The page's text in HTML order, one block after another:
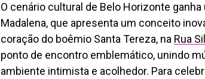
O cenário cultural de Belo Horizonte
Madalena, que apresenta um conceito
coração do boêmio Santa Tereza, na Rua
ponto de encontro emblemático, unindo
ambiente intimista e acolhedor. Para